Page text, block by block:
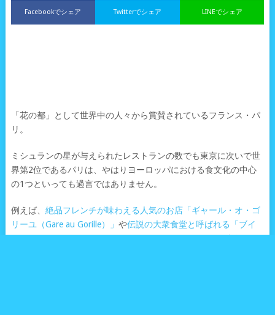
Facebookでシェア LINEでシェア
Twitterでシェア
「花の都」として世界中の人々から賞賛されているフランス・パ
リ。
ミシュランの星が与えられたレストランの数でも東京に次いで世
界第2位であるパリは、やはりヨーロッパにおける食文化の中心
の1つといっても過言ではありません。
例えば、 絶品フレンチが味わえる人気のお店「ギャール・オ・ゴ
リーユ（Gare au Gorille）」 や伝説の大衆食堂と呼ばれる「ブイ